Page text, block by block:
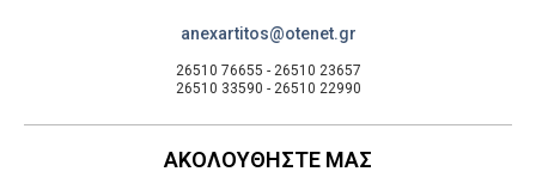
anexartitos@otenet.gr
26510 76655 - 26510 23657
26510 33590 - 26510 22990
ΑΚΟΛΟΥΘΗΣΤΕ ΜΑΣ